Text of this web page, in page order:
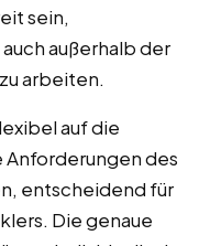
sein,
außerhalb der
arbeiten.
auf die
Anforderungen des
entscheidend für
Die genaue